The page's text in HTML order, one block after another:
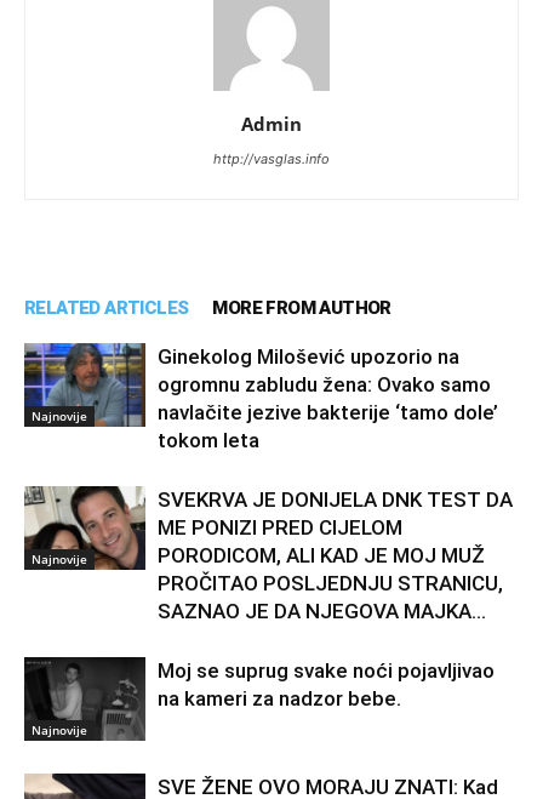
Admin
http://vasglas.info
RELATED ARTICLES MORE FROM AUTHOR
Najnovije
Ginekolog Milošević upozorio na
ogromnu zabludu žena: Ovako samo
navlačite jezive bakterije ‘tamo dole’
tokom leta
Najnovije
SVEKRVA JE DONIJELA DNK TEST DA
ME PONIZI PRED CIJELOM
PORODICOM, ALI KAD JE MOJ MUŽ
PROČITAO POSLJEDNJU STRANICU,
SAZNAO JE DA NJEGOVA MAJKA...
Najnovije
Moj se suprug svake noći pojavljivao
na kameri za nadzor bebe.
SVE ŽENE OVO MORAJU ZNATI: Kad